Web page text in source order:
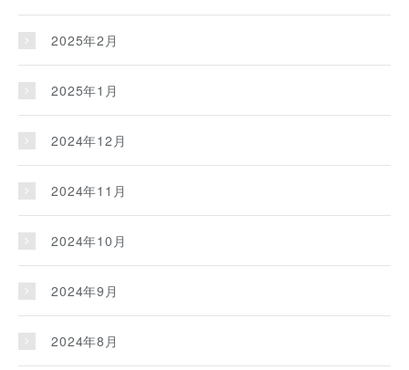
2025年2月
2025年1月
2024年12月
2024年11月
2024年10月
2024年9月
2024年8月